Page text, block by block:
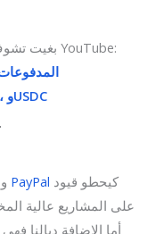
بغيت تشوف كيفاش سهلة؟ شوف الدليل ديالنا على YouTube:
WooCommerce للبطاقات، Apple Pay، وUSDC
PayPal
على المشاريع عالية